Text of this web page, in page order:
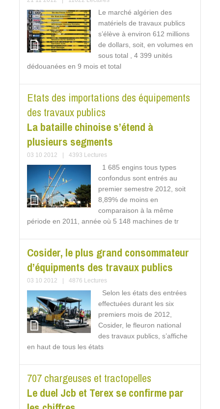
Le marché algérien des
matériels de travaux publics
s’élève à environ 612 millions
de dollars, soit, en volumes en
sous total , 4 399 unités
dédouanées en 9 mois et total
Etats des importations des équipements
des travaux publics
La bataille chinoise s’étend à
plusieurs segments
03 10 2012 4393 Lectures
1 685 engins tous types
confondus sont entrés au
premier semestre 2012, soit
8,89% de moins en
comparaison à la même
période en 2011, année où 5 148 machines de tr
Cosider, le plus grand consommateur
d’équipments des travaux publics
03 10 2012 4876 Lectures
Selon les états des entrées
effectuées durant les six
premiers mois de 2012,
Cosider, le fleuron national
des travaux publics, s’affiche
en haut de tous les états
707 chargeuses et tractopelles
Le duel Jcb et Terex se confirme par